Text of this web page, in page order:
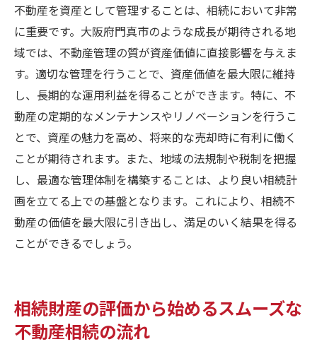
不動産を資産として管理することは、相続において非常
に重要です。大阪府門真市のような成長が期待される地
域では、不動産管理の質が資産価値に直接影響を与えま
す。適切な管理を行うことで、資産価値を最大限に維持
し、長期的な運用利益を得ることができます。特に、不
動産の定期的なメンテナンスやリノベーションを行うこ
とで、資産の魅力を高め、将来的な売却時に有利に働く
ことが期待されます。また、地域の法規制や税制を把握
し、最適な管理体制を構築することは、より良い相続計
画を立てる上での基盤となります。これにより、相続不
動産の価値を最大限に引き出し、満足のいく結果を得る
ことができるでしょう。
相続財産の評価から始めるスムーズな
不動産相続の流れ